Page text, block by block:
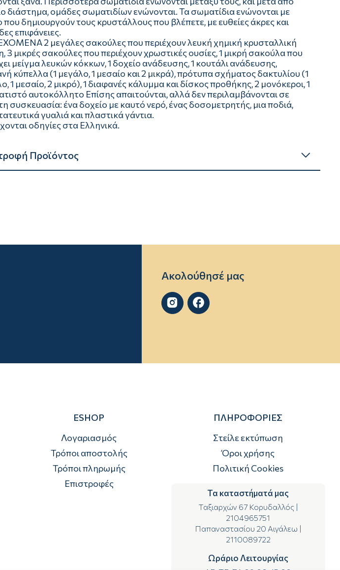
διάστημα, ομάδες σωματιδίων ενώνονται. Τα σωματίδια ενώνονται με
που δημιουργούν τους κρυστάλλους που βλέπετε, με ευθείες άκρες και
επιφάνειες.
2 μεγάλες σακούλες που περιέχουν λευκή χημική κρυσταλλική
3 μικρές σακούλες που περιέχουν χρωστικές ουσίες, 1 μικρή σακούλα που
μείγμα λευκών κόκκων, 1 δοχείο ανάδευσης, 1 κουτάλι ανάδευσης,
κύπελλα (1 μεγάλο, 1 μεσαίο και 2 μικρά), πρότυπα σχήματος δακτυλίου (1
1 μεσαίο, 2 μικρό), 1 διαφανές κάλυμμα και δίσκος προθήκης, 2 μονόκεροι, 1
αυτοκόλλητο Επίσης απαιτούνται, αλλά δεν περιλαμβάνονται σε
συσκευασία: ένα δοχείο με καυτό νερό, ένας δοσομετρητής, μια ποδιά,
γυαλιά και πλαστικά γάντια.
οδηγίες στα Ελληνικά.
Προϊόντος
Ακολούθησέ μας
 
ESHOP
Λογαριασμός
Τρόποι αποστολής
Τρόποι πληρωμής
Επιστροφές
ΠΛΗΡΟΦΟΡΙΕΣ
Στείλε εκτύπωση
Όροι χρήσης
Πολιτική Cookies
Τα καταστήματά μας
Ταξιαρχών 67 Κορυδαλλός|
2104965751
Παπαναστασίου 20 Αιγάλεω |
2110089722
Ωράριο Λειτουργίας